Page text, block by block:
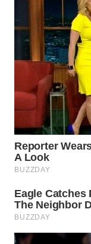
WN DELI
SERDANG
WN
TEBING
TINGGI
WN
PAKPAK
WN
KARAWANG
WN
BEKASI